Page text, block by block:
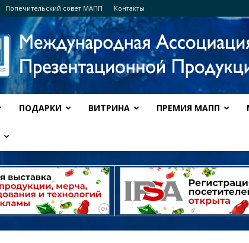
Попечительский совет МАПП Контакты
ПОДАРКИ ВИТРИНА ПРЕМИЯ МАПП